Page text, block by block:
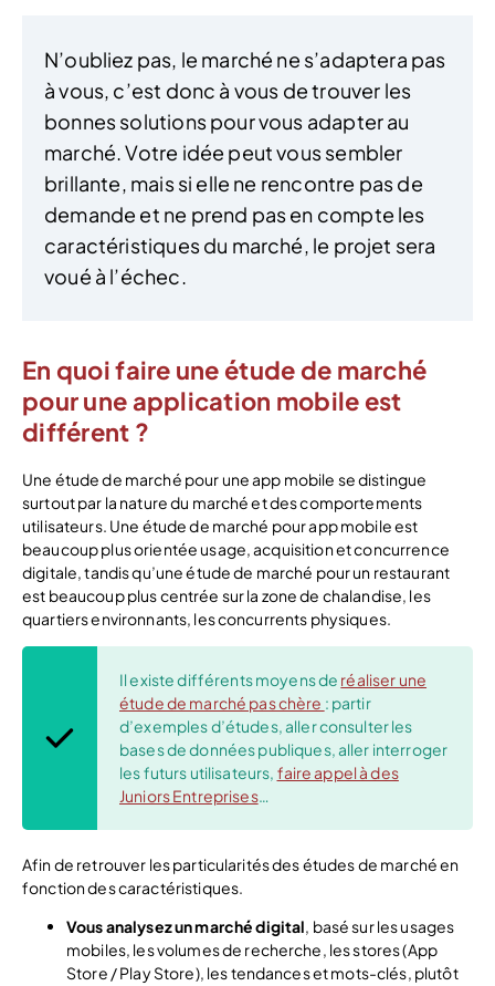
N’oubliez pas, le marché ne s’adaptera pas
à vous, c’est donc à vous de trouver les
bonnes solutions pour vous adapter au
marché. Votre idée peut vous sembler
brillante, mais si elle ne rencontre pas de
demande et ne prend pas en compte les
caractéristiques du marché, le projet sera
voué à l’échec.
En quoi faire une étude de marché
pour une application mobile est
différent ?
Une étude de marché pour une app mobile se distingue
surtout par la nature du marché et des comportements
utilisateurs. Une étude de marché pour app mobile est
beaucoup plus orientée usage, acquisition et concurrence
digitale, tandis qu’une étude de marché pour un restaurant
est beaucoup plus centrée sur la zone de chalandise, les
quartiers environnants, les concurrents physiques.
Il existe différents moyens de réaliser une
étude de marché pas chère : partir
d’exemples d’études, aller consulter les
bases de données publiques, aller interroger
les futurs utilisateurs, faire appel à des
Juniors Entreprises…
Afin de retrouver les particularités des études de marché en
fonction des caractéristiques.
Vous analysez un marché digital, basé sur les usages
mobiles, les volumes de recherche, les stores (App
Store / Play Store), les tendances et mots-clés, plutôt